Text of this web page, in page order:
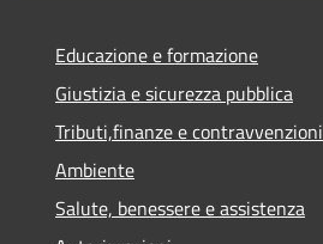
Educazione e formazione
Giustizia e sicurezza pubblica
Tributi,finanze e contravvenzioni
Ambiente
Salute, benessere e assistenza